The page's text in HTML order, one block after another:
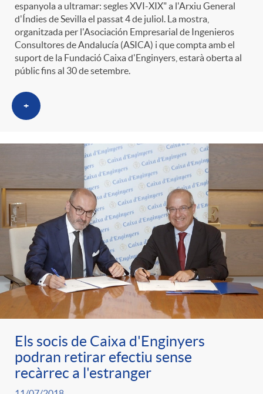
espanyola a ultramar: segles XVI-XIX" a l'Arxiu General
d'Índies de Sevilla el passat 4 de juliol. La mostra,
organitzada per l'Asociación Empresarial de Ingenieros
Consultores de Andalucía (ASICA) i que compta amb el
suport de la Fundació Caixa d'Enginyers, estarà oberta al
públic fins al 30 de setembre.
+
Els socis de Caixa d'Enginyers
podran retirar efectiu sense
recàrrec a l'estranger